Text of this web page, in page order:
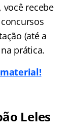
recebe
(até a
prática.
Leles